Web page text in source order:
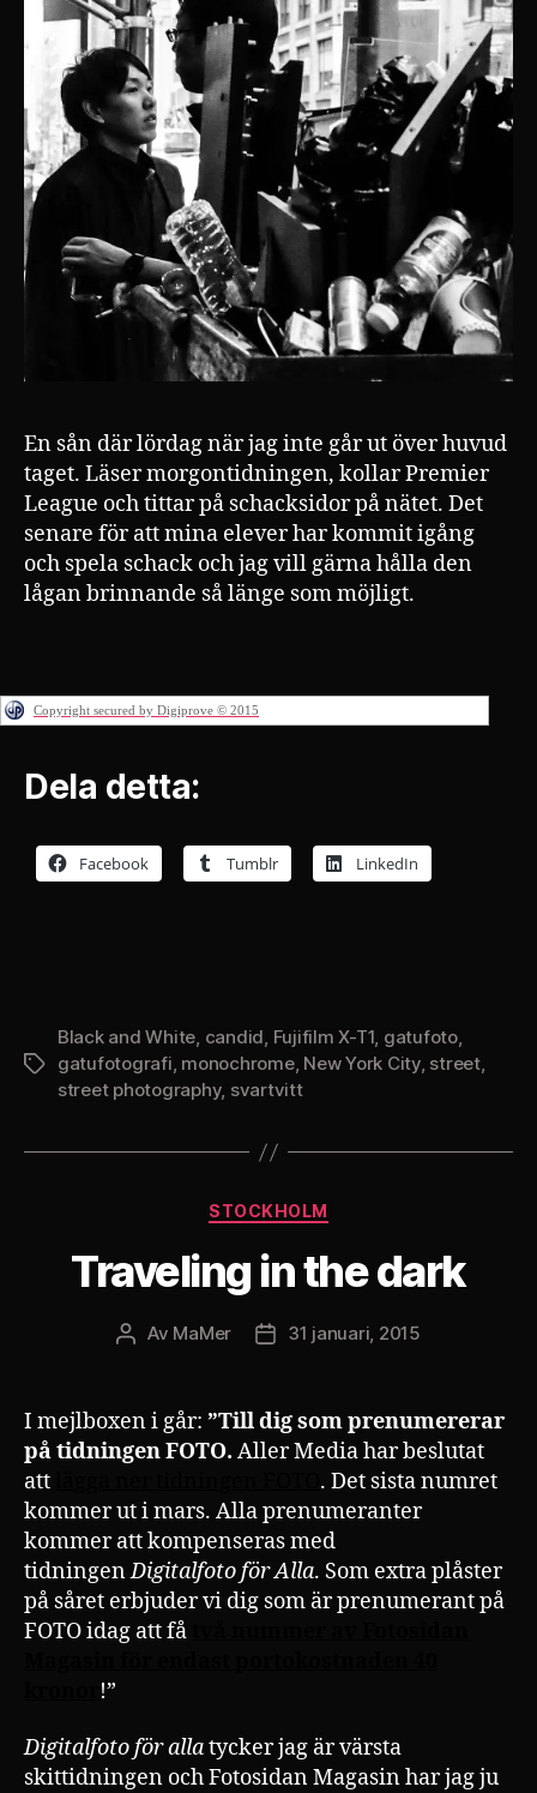
En sån där lördag när jag inte går ut över huvud
taget. Läser morgontidningen, kollar Premier
League och tittar på schacksidor på nätet. Det
senare för att mina elever har kommit igång
och spela schack och jag vill gärna hålla den
lågan brinnande så länge som möjligt.
Copyright secured by Digiprove © 2015
Dela detta:
Facebook Tumblr LinkedIn
Etiketter
Black and White, candid, Fujifilm X-T1, gatufoto,
gatufotografi, monochrome, New York City, street,
street photography, svartvitt
Kategorier
STOCKHOLM
Traveling in the dark
Inläggsförfattare
Av MaMer Inläggsdatum
31 januari, 2015
I mejlboxen i går: ”Till dig som prenumererar
på tidningen FOTO. Aller Media har beslutat
att
. Det sista numret
kommer ut i mars. Alla prenumeranter
kommer att kompenseras med
tidningenDigitalfoto för Alla. Som extra plåster
på såret erbjuder vi dig som är prenumerant på
FOTO idag att få
!”
Digitalfoto för allatycker jag är värsta
skittidningen och Fotosidan Magasin har jag ju